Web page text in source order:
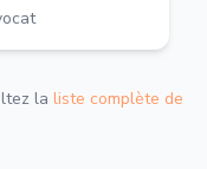
la liste complète de